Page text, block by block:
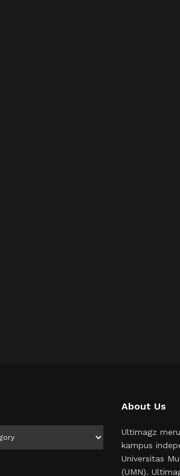
About Us
Ultimagz
kampus
Universitas
(UMN).